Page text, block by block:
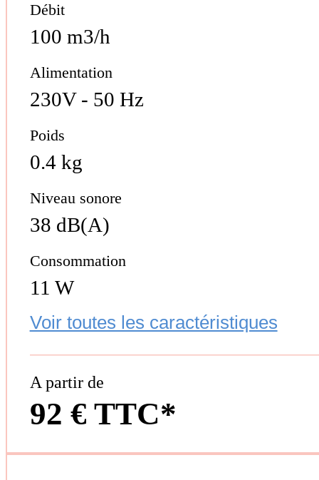
Débit
100 m3/h
Alimentation
230V - 50 Hz
Poids
0.4 kg
Niveau sonore
38 dB(A)
Voir toutes les caractéristiques
Consommation
11 W
A partir de
92 € TTC*